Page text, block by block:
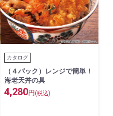
カタログ
（４パック）レンジで簡単！
海老天丼の具
4,280円 (税込)